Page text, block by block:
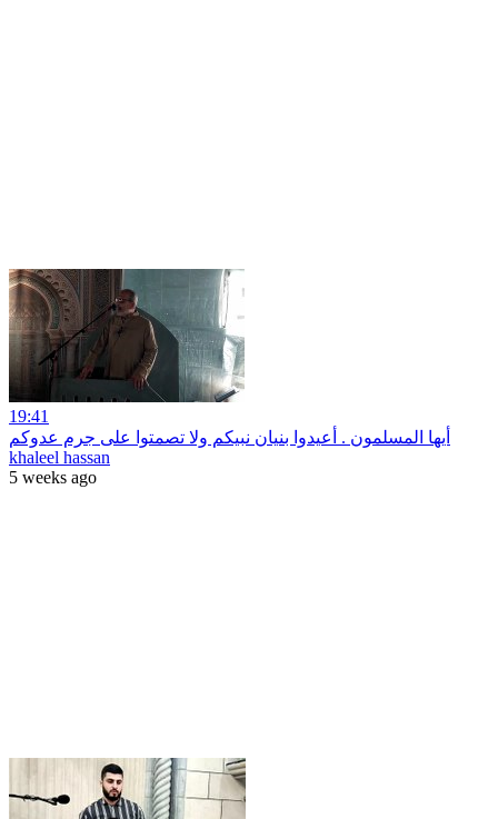
19:41
أيها المسلمون . أعيدوا بنيان نبيكم ولا تصمتوا على جرم عدوكم
khaleel hassan
5 weeks ago